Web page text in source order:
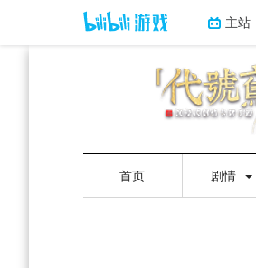
主站
首页 剧情